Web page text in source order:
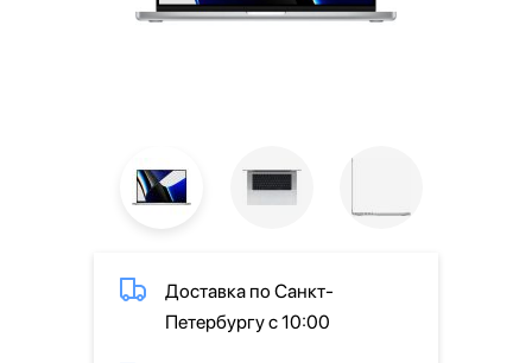
Доставка по Санкт-
Петербургу с 10:00